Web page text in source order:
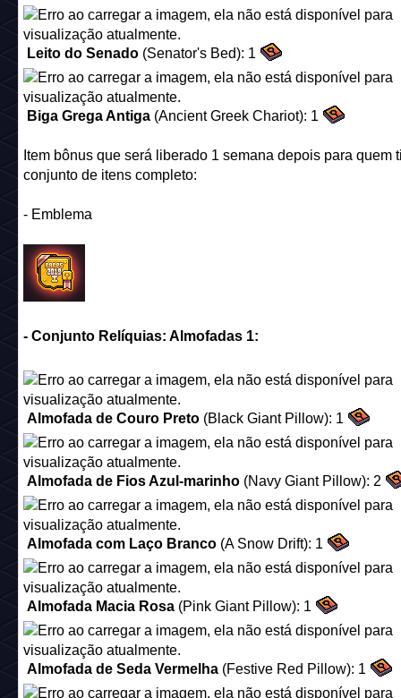
Almofada de Fios Azul-marinho(Navy Giant Pillow): 2
Almofada com Laço Branco
Almofada Macia Rosa(Pink Giant Pillow):
Almofada de Seda Vermelha(Festive Red Pillow):
1
Almofada de Seda da Bonnie
Almofada de Lã Verde(Green Giant Pillow): 1
Almofada de Penas Dourada
(Golden Giant Pillow):
Almofada de Algodão Azul
conjunto de itens completo:
- Mobi
- Conjunto Relíquias: Conjunto 4 de Raros 2015:
Cristaleira Antiga(Antique Crockery Cupboard):
Mesa de Sucos Bobba (Bobba Juice Rack): 1
Geladeira Deluxe(Deluxe Refrigerator): 1
Máquina de Café(Coffee Machine): 1
Torre do Relógio
(Clock Tower):
1
Trenó Decorado(Ornate Winter Sleigh):
Painel Fotográfico(Bavarian Christmas Photo Stand):
Rudolf a rena do nariz vermelho(Rudolf the Red-Nosed
Reindeer): 1
Decoração de Estrelas(Snazzy Star Decoration): 1